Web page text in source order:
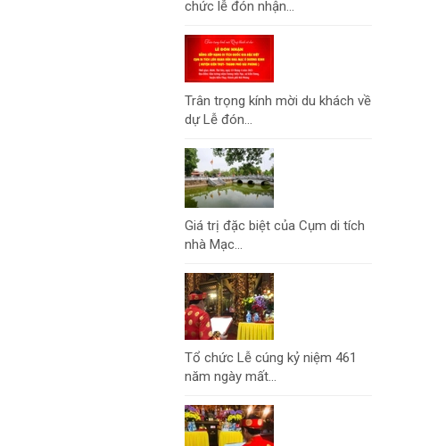
chức lễ đón nhận...
Trân trọng kính mời du khách về
dự Lễ đón...
Giá trị đặc biệt của Cụm di tích
nhà Mạc...
Tổ chức Lễ cúng kỷ niệm 461
năm ngày mất...